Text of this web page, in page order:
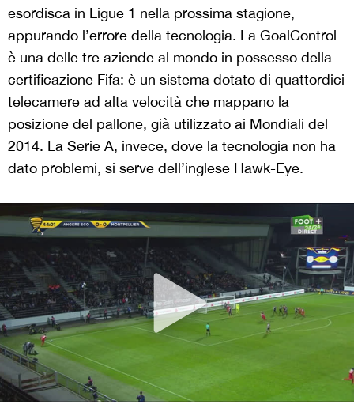
esordisca in Ligue 1 nella prossima stagione,
appurando l’errore della tecnologia. La GoalControl
è una delle tre aziende al mondo in possesso della
certificazione Fifa: è un sistema dotato di quattordici
telecamere ad alta velocità che mappano la
posizione del pallone, già utilizzato ai Mondiali del
2014. La Serie A, invece, dove la tecnologia non ha
dato problemi, si serve dell’inglese Hawk-Eye.